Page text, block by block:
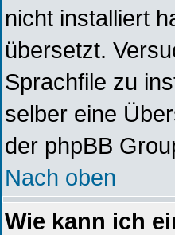
nicht installiert
übersetzt.
Sprachfile zu
selber eine
der phpBB
Nach oben
Wie kann ich